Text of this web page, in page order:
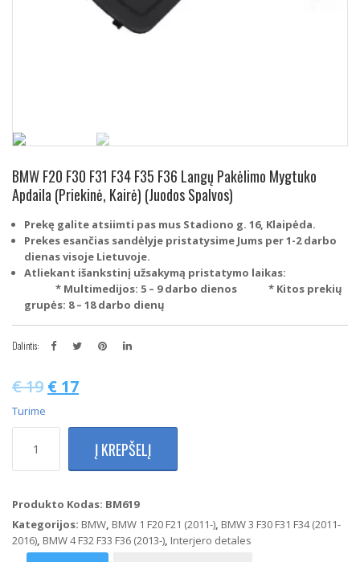
BMW F20 F30 F31 F34 F35 F36 Langų Pakėlimo Mygtuko
Apdaila (Priekinė, Kairė) (Juodos Spalvos)
Prekę galite atsiimti pas mus Stadiono g. 16, Klaipėda.
Prekes esančias sandėlyje pristatysime Jums per 1-2 darbo
dienas visoje Lietuvoje.
Atliekant išankstinį užsakymą pristatymo laikas:
* Multimedijos: 5 – 9 darbo dienos * Kitos prekių
grupės: 8 – 18 darbo dienų
Dalintis:
€19 € 17
Turime
kiekis:
F30
F34
F35
Į KREPŠELĮ
Produkto Kodas: BM619
Kategorijos: BMW, BMW 1 F20 F21 (2011-), BMW 3 F30 F31 F34 (2011-
2016), BMW 4 F32 F33 F36 (2013-), Interjero detales